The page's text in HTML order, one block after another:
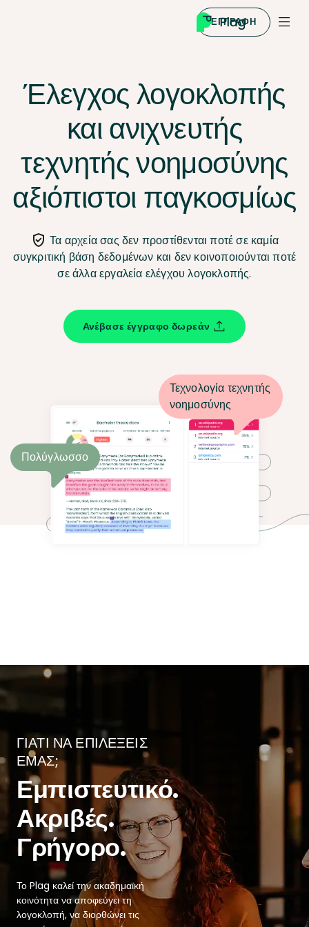
ΕΓΓΡΑΦΉ
Έλεγχος λογοκλοπής
και ανιχνευτής
τεχνητής νοημοσύνης
αξιόπιστοι παγκοσμίως
Τα αρχεία σας δεν προστίθενται ποτέ σε καμία
συγκριτική βάση δεδομένων και δεν κοινοποιούνται ποτέ
σε άλλα εργαλεία ελέγχου λογοκλοπής.
Ανέβασε έγγραφο δωρεάν
Πολύγλωσσο
Τεχνολογία τεχνητής
νοημοσύνης
ΓΙΑΤΊ ΝΑ ΕΠΙΛΈΞΕΙΣ
ΕΜΆΣ;
Εμπιστευτικό.
Ακριβές.
Γρήγορο.
Το Plag καλεί την ακαδημαϊκή
κοινότητα να αποφεύγει τη
λογοκλοπή, να διορθώνει τις